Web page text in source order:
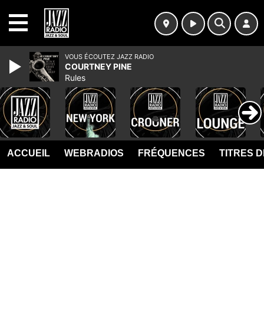
ACCUEIL WEBRADIOS FRÉQUENCES TITRES
VOUS ÉCOUTEZ JAZZ RADIO
COURTNEY PINE
Rules